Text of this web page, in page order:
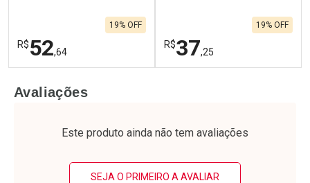
R$52,64
19% OFF
Laboratório
Por Menos
R$37,25
19% OFF
Laboratório
Por Menos
Avaliações
Este produto ainda não tem avaliações
SEJA O PRIMEIRO A AVALIAR